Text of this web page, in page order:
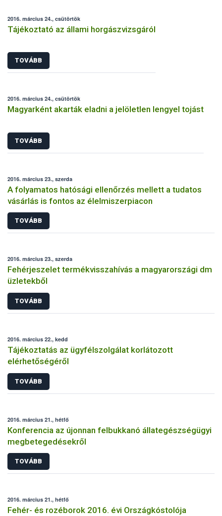
2016. március 24., csütörtök
Tájékoztató az állami horgászvizsgáról
TOVÁBB
2016. március 24., csütörtök
Magyarként akarták eladni a jelöletlen lengyel tojást
TOVÁBB
2016. március 23., szerda
A folyamatos hatósági ellenőrzés mellett a tudatos
vásárlás is fontos az élelmiszerpiacon
TOVÁBB
2016. március 23., szerda
Fehérjeszelet termékvisszahívás a magyarországi dm
üzletekből
TOVÁBB
2016. március 22., kedd
Tájékoztatás az ügyfélszolgálat korlátozott
elérhetőségéről
TOVÁBB
2016. március 21., hétfő
Konferencia az újonnan felbukkanó állategészségügyi
megbetegedésekről
TOVÁBB
2016. március 21., hétfő
Fehér- és rozéborok 2016. évi Országkóstolója